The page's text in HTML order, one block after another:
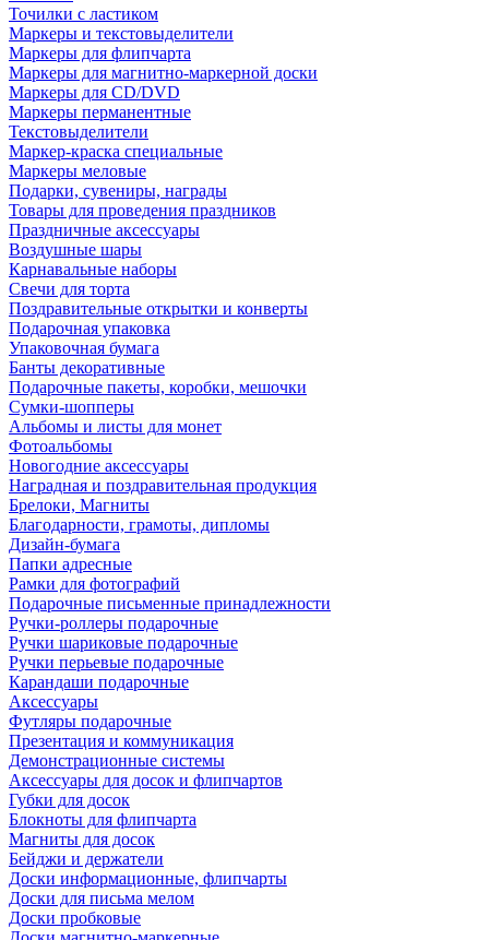
Точилки с ластиком
Маркеры и текстовыделители
Маркеры для флипчарта
Маркеры для магнитно-маркерной доски
Маркеры для CD/DVD
Маркеры перманентные
Текстовыделители
Маркер-краска специальные
Маркеры меловые
Подарки, сувениры, награды
Товары для проведения праздников
Праздничные аксессуары
Воздушные шары
Карнавальные наборы
Свечи для торта
Поздравительные открытки и конверты
Подарочная упаковка
Упаковочная бумага
Банты декоративные
Подарочные пакеты, коробки, мешочки
Сумки-шопперы
Альбомы и листы для монет
Фотоальбомы
Новогодние аксессуары
Наградная и поздравительная продукция
Брелоки, Магниты
Благодарности, грамоты, дипломы
Дизайн-бумага
Папки адресные
Рамки для фотографий
Подарочные письменные принадлежности
Ручки-роллеры подарочные
Ручки шариковые подарочные
Ручки перьевые подарочные
Карандаши подарочные
Аксессуары
Футляры подарочные
Презентация и коммуникация
Демонстрационные системы
Аксессуары для досок и флипчартов
Губки для досок
Блокноты для флипчарта
Магниты для досок
Бейджи и держатели
Доски информационные, флипчарты
Доски для письма мелом
Доски пробковые